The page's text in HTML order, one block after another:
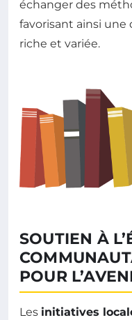
échanger des
favorisant ainsi une
riche et variée.
SOUTIEN À
POUR
Les initiatives